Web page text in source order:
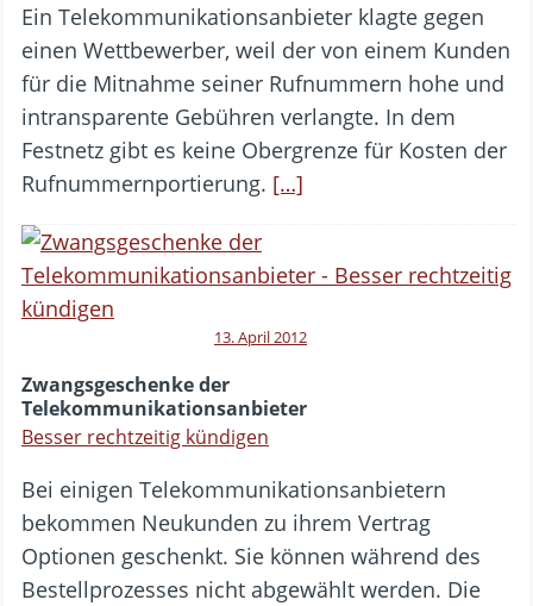
Ein Telekommunikationsanbieter klagte gegen
einen Wettbewerber, weil der von einem Kunden
für die Mitnahme seiner Rufnummern hohe und
intransparente Gebühren verlangte. In dem
Festnetz gibt es keine Obergrenze für Kosten der
Rufnummernportierung. […]
13. April 2012
Zwangsgeschenke der
Telekommunikationsanbieter
Besser rechtzeitig kündigen
Bei einigen Telekommunikationsanbietern
bekommen Neukunden zu ihrem Vertrag
Optionen geschenkt. Sie können während des
Bestellprozesses nicht abgewählt werden. Die